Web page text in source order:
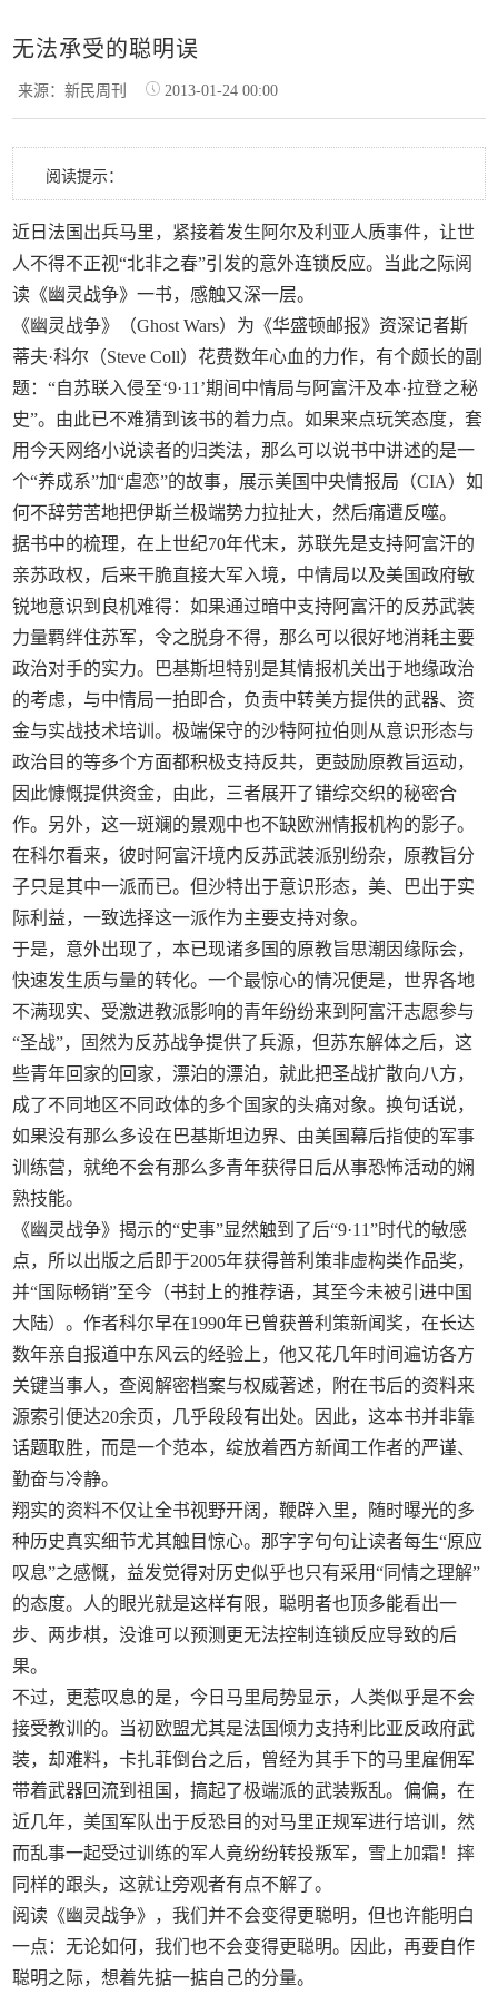
无法承受的聪明误
来源：新民周刊 2013-01-24 00:00
阅读提示：
近日法国出兵马里，紧接着发生阿尔及利亚人质事件，让世
人不得不正视“北非之春”引发的意外连锁反应。当此之际阅
读《幽灵战争》一书，感触又深一层。
《幽灵战争》（Ghost Wars）为《华盛顿邮报》资深记者斯
蒂夫·科尔（Steve Coll）花费数年心血的力作，有个颇长的副
题：“自苏联入侵至‘9·11’期间中情局与阿富汗及本·拉登之秘
史”。由此已不难猜到该书的着力点。如果来点玩笑态度，套
用今天网络小说读者的归类法，那么可以说书中讲述的是一
个“养成系”加“虐恋”的故事，展示美国中央情报局（CIA）如
何不辞劳苦地把伊斯兰极端势力拉扯大，然后痛遭反噬。
据书中的梳理，在上世纪70年代末，苏联先是支持阿富汗的
亲苏政权，后来干脆直接大军入境，中情局以及美国政府敏
锐地意识到良机难得：如果通过暗中支持阿富汗的反苏武装
力量羁绊住苏军，令之脱身不得，那么可以很好地消耗主要
政治对手的实力。巴基斯坦特别是其情报机关出于地缘政治
的考虑，与中情局一拍即合，负责中转美方提供的武器、资
金与实战技术培训。极端保守的沙特阿拉伯则从意识形态与
政治目的等多个方面都积极支持反共，更鼓励原教旨运动，
因此慷慨提供资金，由此，三者展开了错综交织的秘密合
作。另外，这一斑斓的景观中也不缺欧洲情报机构的影子。
在科尔看来，彼时阿富汗境内反苏武装派别纷杂，原教旨分
子只是其中一派而已。但沙特出于意识形态，美、巴出于实
际利益，一致选择这一派作为主要支持对象。
于是，意外出现了，本已现诸多国的原教旨思潮因缘际会，
快速发生质与量的转化。一个最惊心的情况便是，世界各地
不满现实、受激进教派影响的青年纷纷来到阿富汗志愿参与
“圣战”，固然为反苏战争提供了兵源，但苏东解体之后，这
些青年回家的回家，漂泊的漂泊，就此把圣战扩散向八方，
成了不同地区不同政体的多个国家的头痛对象。换句话说，
如果没有那么多设在巴基斯坦边界、由美国幕后指使的军事
训练营，就绝不会有那么多青年获得日后从事恐怖活动的娴
熟技能。
《幽灵战争》揭示的“史事”显然触到了后“9·11”时代的敏感
点，所以出版之后即于2005年获得普利策非虚构类作品奖，
并“国际畅销”至今（书封上的推荐语，其至今未被引进中国
大陆）。作者科尔早在1990年已曾获普利策新闻奖，在长达
数年亲自报道中东风云的经验上，他又花几年时间遍访各方
关键当事人，查阅解密档案与权威著述，附在书后的资料来
源索引便达20余页，几乎段段有出处。因此，这本书并非靠
话题取胜，而是一个范本，绽放着西方新闻工作者的严谨、
勤奋与冷静。
翔实的资料不仅让全书视野开阔，鞭辟入里，随时曝光的多
种历史真实细节尤其触目惊心。那字字句句让读者每生“原应
叹息”之感慨，益发觉得对历史似乎也只有采用“同情之理解”
的态度。人的眼光就是这样有限，聪明者也顶多能看出一
步、两步棋，没谁可以预测更无法控制连锁反应导致的后
果。
不过，更惹叹息的是，今日马里局势显示，人类似乎是不会
接受教训的。当初欧盟尤其是法国倾力支持利比亚反政府武
装，却难料，卡扎菲倒台之后，曾经为其手下的马里雇佣军
带着武器回流到祖国，搞起了极端派的武装叛乱。偏偏，在
近几年，美国军队出于反恐目的对马里正规军进行培训，然
而乱事一起受过训练的军人竟纷纷转投叛军，雪上加霜！摔
同样的跟头，这就让旁观者有点不解了。
阅读《幽灵战争》，我们并不会变得更聪明，但也许能明白
一点：无论如何，我们也不会变得更聪明。因此，再要自作
聪明之际，想着先掂一掂自己的分量。